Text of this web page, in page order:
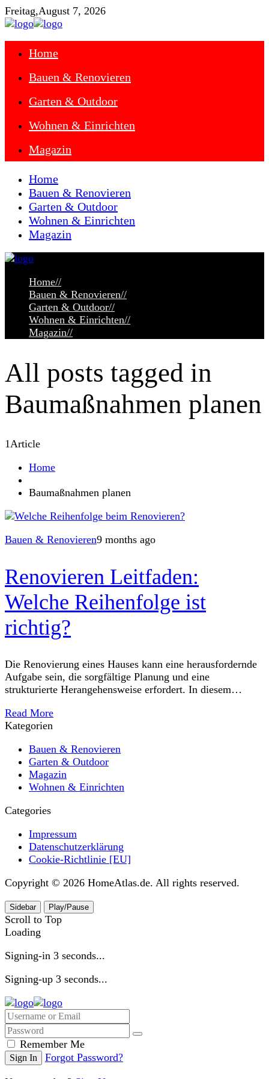
Freitag,August 7, 2026
Home
Bauen & Renovieren
Garten & Outdoor
Wohnen & Einrichten
Magazin
Home
Bauen & Renovieren
Garten & Outdoor
Wohnen & Einrichten
Magazin
Home//
Bauen & Renovieren//
Garten & Outdoor//
Wohnen & Einrichten//
Magazin//
All posts tagged in
Baumaßnahmen planen
1Article
Home
Baumaßnahmen planen
Bauen & Renovieren9 months ago
Renovieren Leitfaden:
Welche Reihenfolge ist
richtig?
Die Renovierung eines Hauses kann eine herausfordernde
Aufgabe sein, die sorgfältige Planung und eine
strukturierte Herangehensweise erfordert. In diesem
Reihenfolge, die Sie bei
Read More
Kategorien
Bauen & Renovieren
Garten & Outdoor
Magazin
Wohnen & Einrichten
Categories
Impressum
Datenschutzerklärung
Cookie-Richtlinie [EU]
Copyright © 2026 HomeAtlas.de. All rights reserved.
Sidebar Play/Pause
Scroll to Top
Loading
Signing-in 3 seconds...
Signing-up 3 seconds...
Remember Me
Forgot Password?